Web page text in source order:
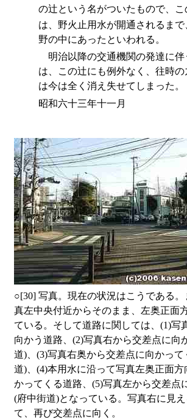
の辻という名がついたもので、こ
は、野火止用水が開通されるまで
野の中にあったといわれる。
明治以降の交通機関の発達に
は、この辻にも例外なく、往時
は今は全く消え失せてしまった。
昭和六十三年十一月
○[30] 写真。現在の状況はこうである
真左中央付近からそのまま、左奥正面
ている。そして道路に関しては、(1)写
向かう道路、(2)写真右から交差点に向
道)、(3)写真右奥から交差点に向かっ
道)、(4)本用水に沿って写真左奥正面方
かってくる道路、(5)写真左から交差点
(府中街道)となっている。写真右に見
て、再び交差点に向く。